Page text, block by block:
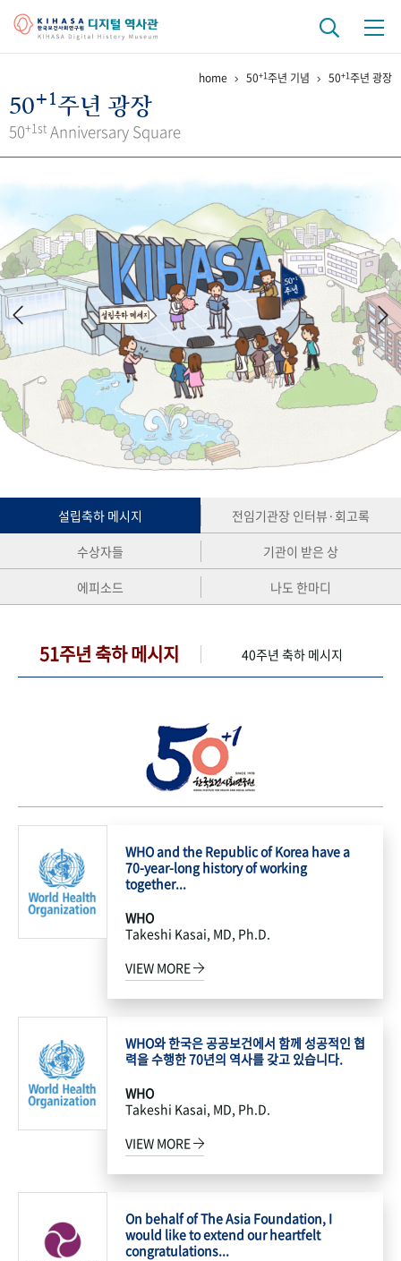
걸어온 길 기관 변천사
키워드로 보는 연구 역사
연구자들
간행물 변천사
기록물 아카이브
사진 아카이브 문서 기록물 행정박물 영상 기록물
50+1 주년 기념
성과 50선 숫자로 보는 50년 50
주년 광장
세계와 함께 한 KIHASA
VR 역사관
home 50+1주년 기념 50+1주년 광장
50+1주년 광장
50+1st Anniversary Square
설립축하 메시지
전임기관장 인터뷰·회고록
수상자들
기관이 받은 상
에피소드
나도 한마디
51주년 축하 메시지 40주년 축하 메시지
WHO and the Republic of Korea have a
70-year-long history of working
together...
WHO
Takeshi Kasai, MD, Ph.D.
VIEW MORE
WHO와 한국은 공공보건에서 함께 성공적인 협
력을 수행한 70년의 역사를 갖고 있습니다.
WHO
Takeshi Kasai, MD, Ph.D.
VIEW MORE
On behalf of The Asia Foundation, I
would like to extend our heartfelt
congratulations...